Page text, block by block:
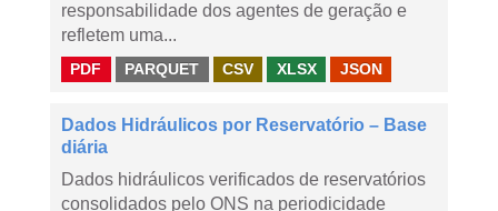
responsabilidade dos agentes de geração e
refletem uma...
PDF PARQUET CSV XLSX JSON
Dados Hidráulicos por Reservatório – Base
diária
Dados hidráulicos verificados de reservatórios
consolidados pelo ONS na periodicidade